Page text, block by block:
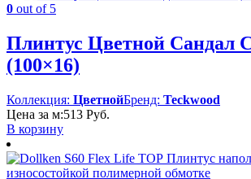
0 out of 5
Плинтус Цветной Сандал
(100×16)
Коллекция: ЦветнойБренд: Teckwood
Цена за м:513 Руб.
В корзину